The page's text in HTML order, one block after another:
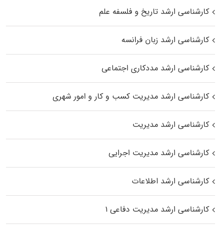
کارشناسی ارشد تاریخ و فلسفه علم
کارشناسی ارشد زبان فرانسه
کارشناسی ارشد مددکاری اجتماعی
کارشناسی ارشد مدیریت کسب و کار و امور شهری
کارشناسی ارشد مدیریت
کارشناسی ارشد مدیریت اجرایی
کارشناسی ارشد اطلاعات
کارشناسی ارشد مدیریت دفاعی ۱